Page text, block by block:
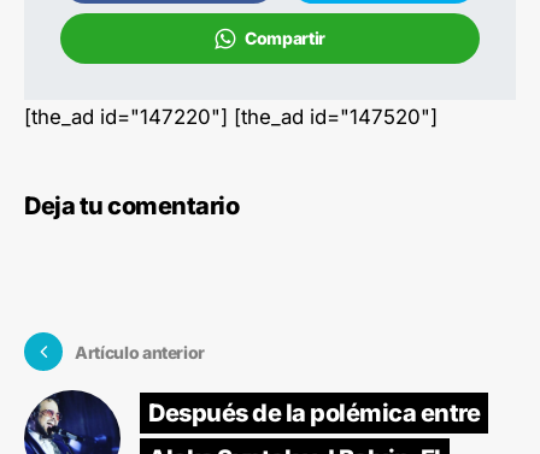
Compartir
[the_ad id="147220"] [the_ad id="147520"]
Deja tu comentario
Artículo anterior
Después de la polémica entre